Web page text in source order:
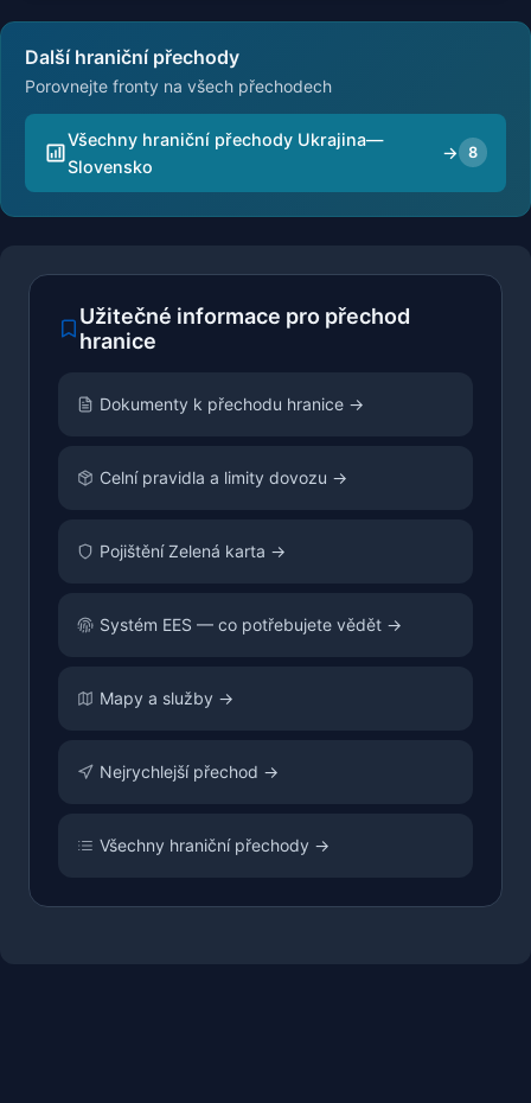
Další hraniční přechody
Porovnejte fronty na všech přechodech
Všechny hraniční přechody Ukrajina—
Slovensko
→ 8
Užitečné informace pro přechod
hranice
Dokumenty k přechodu hranice →
Celní pravidla a limity dovozu →
Pojištění Zelená karta →
Systém EES — co potřebujete vědět →
Mapy a služby →
Nejrychlejší přechod →
Všechny hraniční přechody →